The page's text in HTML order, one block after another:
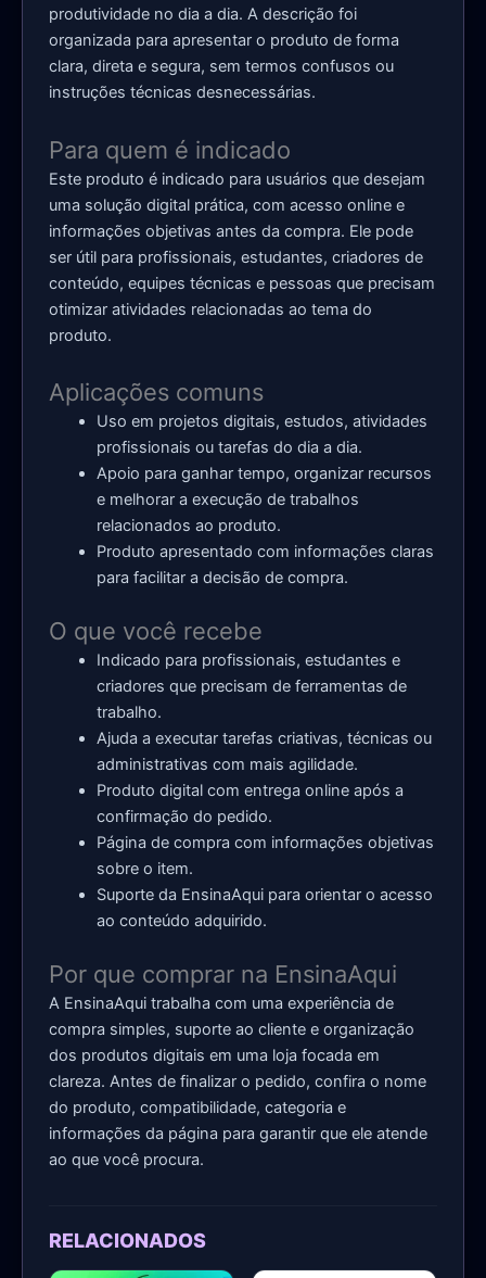
produtividade no dia a dia. A descrição foi
organizada para apresentar o produto de forma
clara, direta e segura, sem termos confusos ou
instruções técnicas desnecessárias.
Para quem é indicado
Este produto é indicado para usuários que desejam
uma solução digital prática, com acesso online e
informações objetivas antes da compra. Ele pode
ser útil para profissionais, estudantes, criadores de
conteúdo, equipes técnicas e pessoas que precisam
otimizar atividades relacionadas ao tema do
produto.
Aplicações comuns
Uso em projetos digitais, estudos, atividades
profissionais ou tarefas do dia a dia.
Apoio para ganhar tempo, organizar recursos
e melhorar a execução de trabalhos
relacionados ao produto.
Produto apresentado com informações claras
para facilitar a decisão de compra.
O que você recebe
Indicado para profissionais, estudantes e
criadores que precisam de ferramentas de
trabalho.
Ajuda a executar tarefas criativas, técnicas ou
administrativas com mais agilidade.
Produto digital com entrega online após a
confirmação do pedido.
Página de compra com informações objetivas
sobre o item.
Suporte da EnsinaAqui para orientar o acesso
ao conteúdo adquirido.
Por que comprar na EnsinaAqui
A EnsinaAqui trabalha com uma experiência de
compra simples, suporte ao cliente e organização
dos produtos digitais em uma loja focada em
clareza. Antes de finalizar o pedido, confira o nome
do produto, compatibilidade, categoria e
informações da página para garantir que ele atende
ao que você procura.
RELACIONADOS